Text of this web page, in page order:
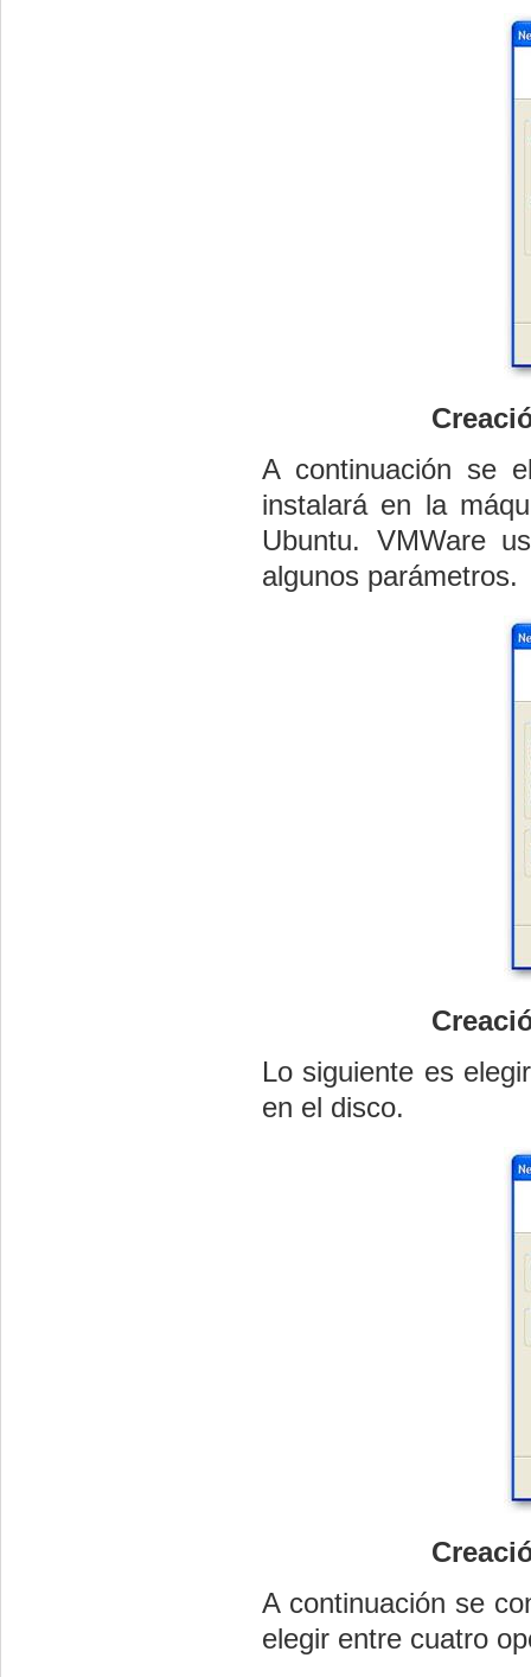
A continuación se
instalará en la
Ubuntu. VMWare
algunos parámetros.
Lo siguiente es
en el disco.
A continuación se
elegir entre cuatro